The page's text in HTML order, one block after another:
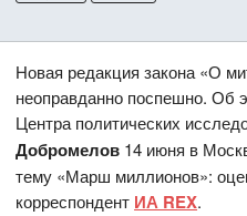
Новая редакция закона «О
неоправданно поспешно. Об
Центра политических
Добромелов 14 июня в
тему «Марш миллионов»:
корреспондент ИА REX.